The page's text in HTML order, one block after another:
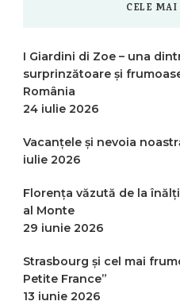
CELE MAI
I Giardini di Zoe – una
surprinzătoare și
România
24 iulie 2026
Vacanțele și nevoia
iulie 2026
Florența văzută de la
al Monte
29 iunie 2026
Strasbourg și cel mai
Petite France”
13 iunie 2026